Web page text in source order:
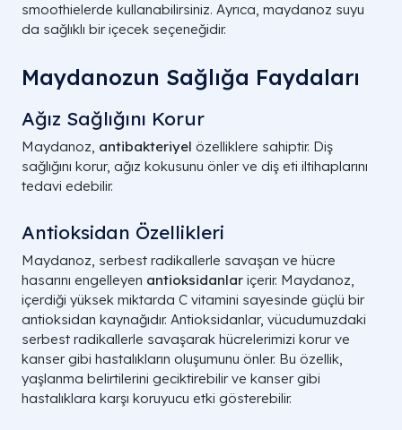
smoothielerde kullanabilirsiniz. Ayrıca, maydanoz suyu
da sağlıklı bir içecek seçeneğidir.
Maydanozun Sağlığa Faydaları
Ağız Sağlığını Korur
Maydanoz, antibakteriyel özelliklere sahiptir. Diş
sağlığını korur, ağız kokusunu önler ve diş eti iltihaplarını
tedavi edebilir.
Antioksidan Özellikleri
Maydanoz, serbest radikallerle savaşan ve hücre
hasarını engelleyen antioksidanlar içerir. Maydanoz,
içerdiği yüksek miktarda C vitamini sayesinde güçlü bir
antioksidan kaynağıdır. Antioksidanlar, vücudumuzdaki
serbest radikallerle savaşarak hücrelerimizi korur ve
kanser gibi hastalıkların oluşumunu önler. Bu özellik,
yaşlanma belirtilerini geciktirebilir ve kanser gibi
hastalıklara karşı koruyucu etki gösterebilir.